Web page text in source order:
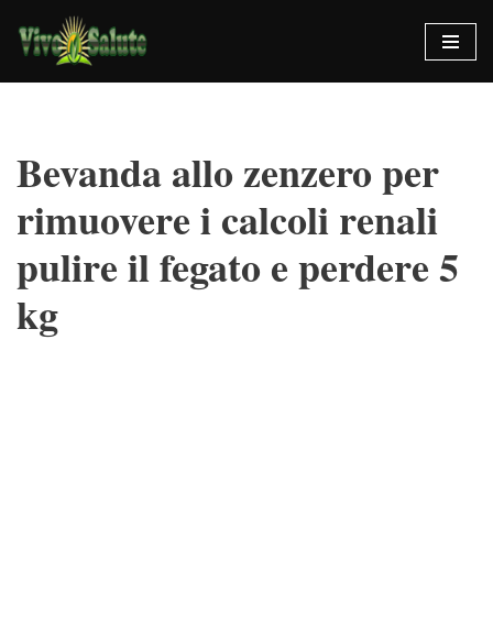
Vai
al
Bevanda allo zenzero per
rimuovere i calcoli renali
pulire il fegato e perdere 5
kg